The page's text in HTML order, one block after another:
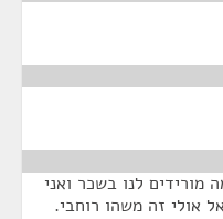
מורידים לנו בשכר ואני
אולי זה משהו רוחבי.